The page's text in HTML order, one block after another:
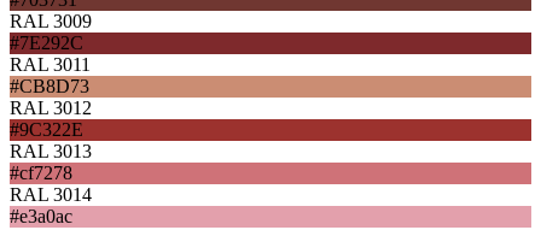
RAL 3009
#7E292C
RAL 3011
#CB8D73
RAL 3012
#9C322E
RAL 3013
#cf7278
RAL 3014
#e3a0ac